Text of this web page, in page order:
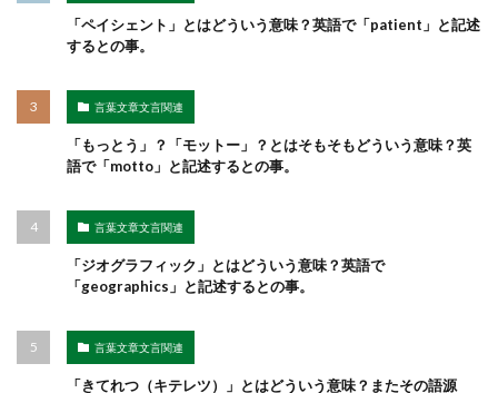
「ペイシェント」とはどういう意味？英語で「patient」と記述
するとの事。
言葉文章文言関連
「もっとう」？「モットー」？とはそもそもどういう意味？英
語で「motto」と記述するとの事。
言葉文章文言関連
「ジオグラフィック」とはどういう意味？英語で
「geographics」と記述するとの事。
言葉文章文言関連
「きてれつ（キテレツ）」とはどういう意味？またその語源